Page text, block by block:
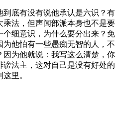
有没有说他承认是六识？有
乘法，但声闻部派本身也不是
个细意识，为什么要分出来？
为他怕有一些愚痴无智的人，
因为他就说：我写这么清楚，
法主，这对自己是没有好处的
里。